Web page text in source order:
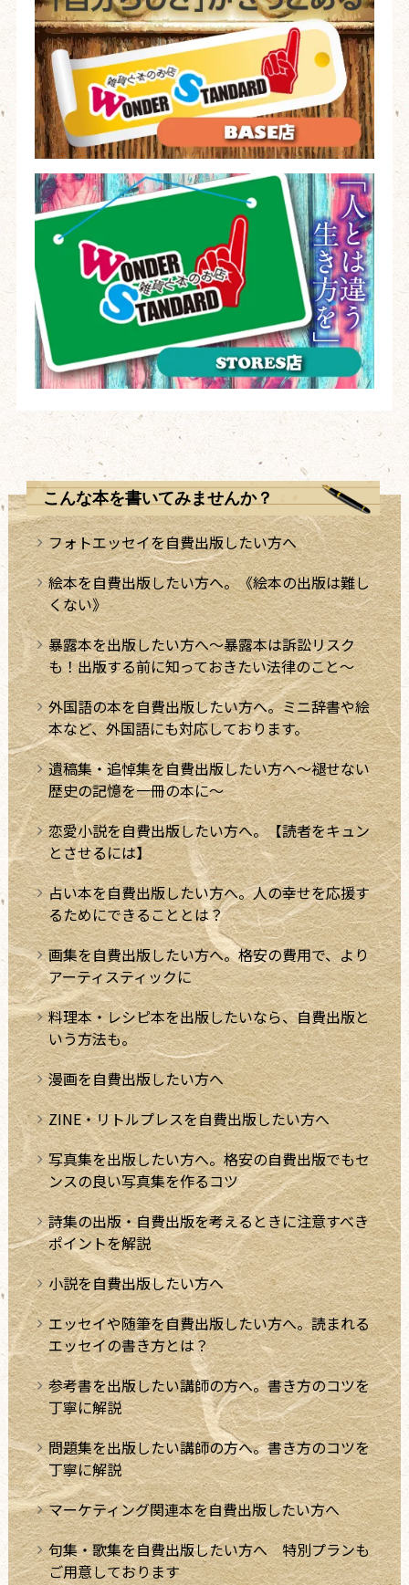
こんな本を書いてみませんか？
フォトエッセイを自費出版したい方へ
絵本を自費出版したい方へ。《絵本の出版は難し
くない》
暴露本を出版したい方へ～暴露本は訴訟リスク
も！出版する前に知っておきたい法律のこと～
外国語の本を自費出版したい方へ。ミニ辞書や絵
本など、外国語にも対応しております。
遺稿集・追悼集を自費出版したい方へ～褪せない
歴史の記憶を一冊の本に～
恋愛小説を自費出版したい方へ。【読者をキュン
とさせるには】
占い本を自費出版したい方へ。人の幸せを応援す
るためにできることとは？
画集を自費出版したい方へ。格安の費用で、より
アーティスティックに
料理本・レシピ本を出版したいなら、自費出版と
いう方法も。
漫画を自費出版したい方へ
ZINE・リトルプレスを自費出版したい方へ
写真集を出版したい方へ。格安の自費出版でもセ
ンスの良い写真集を作るコツ
詩集の出版・自費出版を考えるときに注意すべき
ポイントを解説
小説を自費出版したい方へ
エッセイや随筆を自費出版したい方へ。読まれる
エッセイの書き方とは？
参考書を出版したい講師の方へ。書き方のコツを
丁寧に解説
問題集を出版したい講師の方へ。書き方のコツを
丁寧に解説
マーケティング関連本を自費出版したい方へ
句集・歌集を自費出版したい方へ 特別プランも
ご用意しております